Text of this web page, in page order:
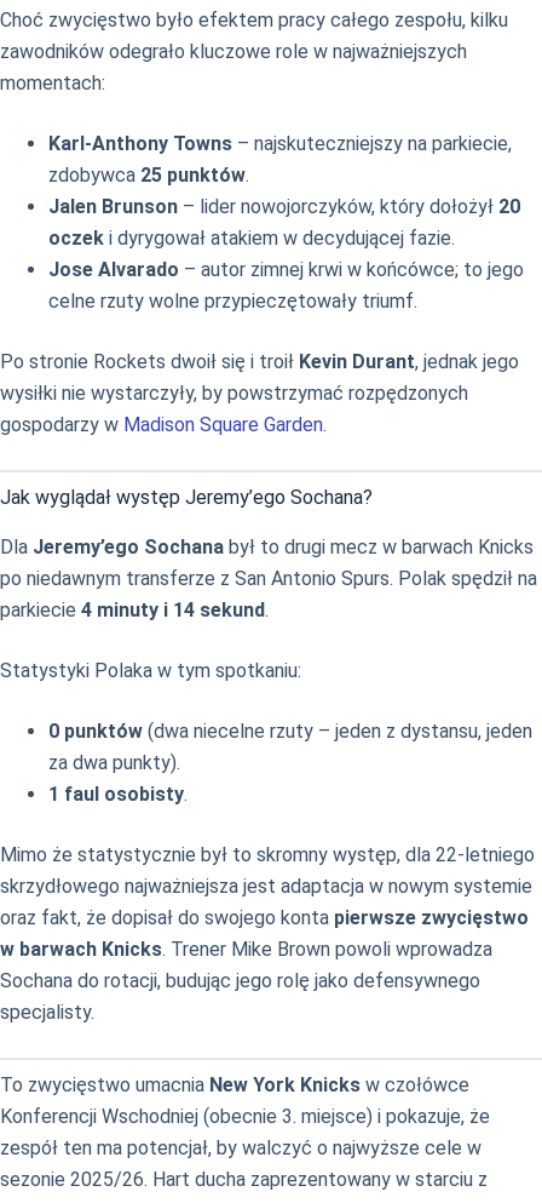
Choć zwycięstwo było efektem pracy całego zespołu, kilku
zawodników odegrało kluczowe role w najważniejszych
momentach:
Karl-Anthony Towns – najskuteczniejszy na parkiecie,
zdobywca 25 punktów.
Jalen Brunson – lider nowojorczyków, który dołożył 20
oczek i dyrygował atakiem w decydującej fazie.
Jose Alvarado – autor zimnej krwi w końcówce; to jego
celne rzuty wolne przypieczętowały triumf.
Po stronie Rockets dwoił się i troił Kevin Durant, jednak jego
wysiłki nie wystarczyły, by powstrzymać rozpędzonych
gospodarzy w Madison Square Garden.
Jak wyglądał występ Jeremy’ego Sochana?
Dla Jeremy’ego Sochana był to drugi mecz w barwach Knicks
po niedawnym transferze z San Antonio Spurs. Polak spędził na
parkiecie 4 minuty i 14 sekund.
Statystyki Polaka w tym spotkaniu:
0 punktów (dwa niecelne rzuty – jeden z dystansu, jeden
za dwa punkty).
1 faul osobisty.
Mimo że statystycznie był to skromny występ, dla 22-letniego
skrzydłowego najważniejsza jest adaptacja w nowym systemie
oraz fakt, że dopisał do swojego konta pierwsze zwycięstwo
w barwach Knicks. Trener Mike Brown powoli wprowadza
Sochana do rotacji, budując jego rolę jako defensywnego
specjalisty.
To zwycięstwo umacnia New York Knicks w czołówce
Konferencji Wschodniej (obecnie 3. miejsce) i pokazuje, że
zespół ten ma potencjał, by walczyć o najwyższe cele w
sezonie 2025/26. Hart ducha zaprezentowany w starciu z